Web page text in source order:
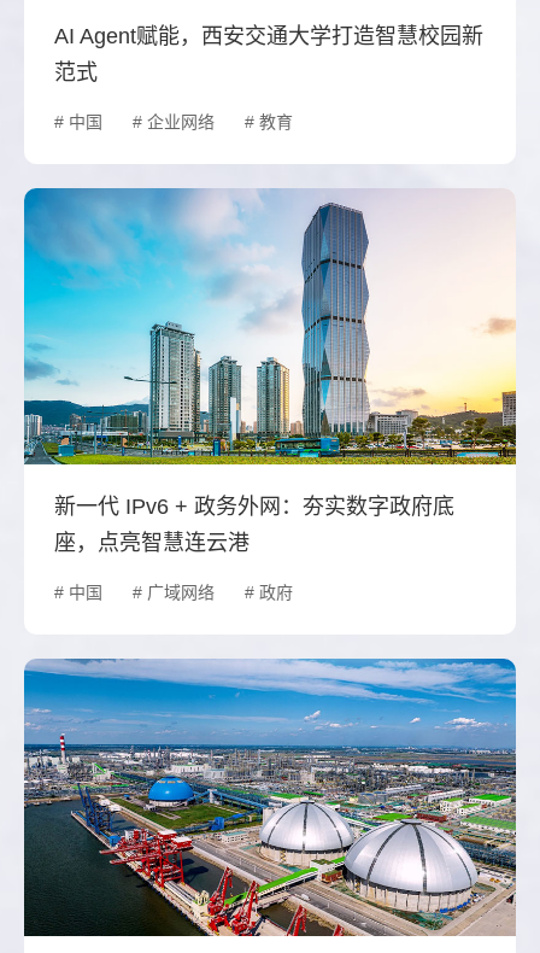
AI Agent赋能，西安交通大学打造智慧校园新
范式
# 中国 # 企业网络 # 教育
新一代 IPv6 + 政务外网：夯实数字政府底
座，点亮智慧连云港
# 中国 # 广域网络 # 政府